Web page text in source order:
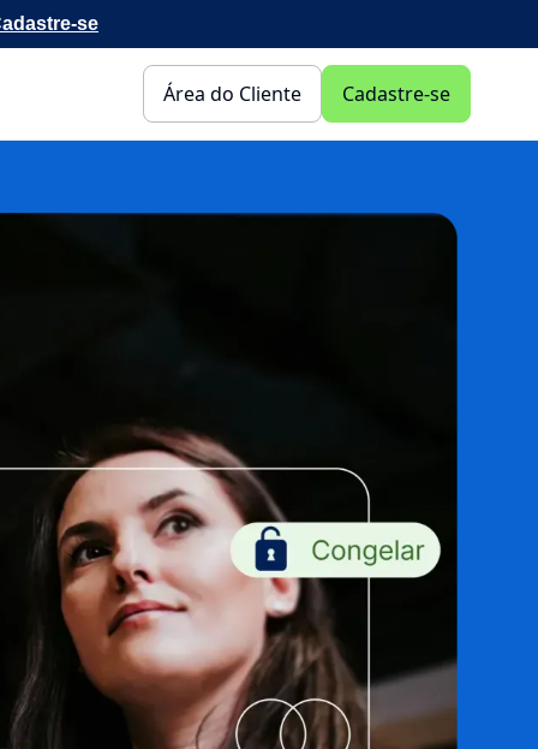
se
Área do Cliente Cadastre-se